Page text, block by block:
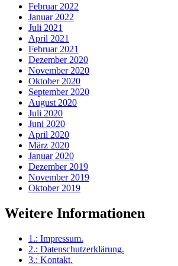
Februar 2022
Januar 2022
Juli 2021
April 2021
Februar 2021
Dezember 2020
November 2020
Oktober 2020
September 2020
August 2020
Juli 2020
Juni 2020
April 2020
März 2020
Januar 2020
Dezember 2019
November 2019
Oktober 2019
Weitere Informationen
1.: Impressum.
2.: Datenschutzerklärung.
3.: Kontakt.